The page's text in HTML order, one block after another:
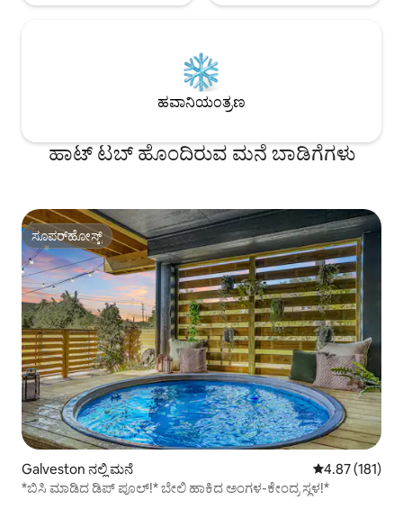
ಹವಾನಿಯಂತ್ರಣ
ಹಾಟ್ ಟಬ್ ಹೊಂದಿರುವ ಮನೆ ಬಾಡಿಗೆಗಳು
ಸೂಪರ್‌ಹೋಸ್ಟ್
ಸೂಪರ್‌ಹೋಸ್ಟ್
Galveston ನಲ್ಲಿ ಮನೆ 5 ರಲ್ಲಿ 4.87
4.87 (181)
*ಬಿಸಿ ಮಾಡಿದ ಡಿಪ್ ಪೂಲ್!* ಬೇಲಿ ಹಾಕಿದ ಅಂಗಳ-ಕೇಂದ್ರ ಸ್ಥಳ!*